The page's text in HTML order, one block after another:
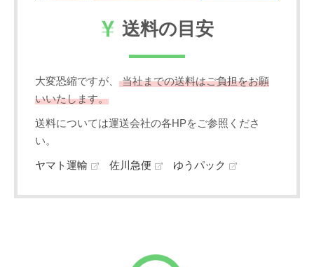
送料の目安
大変恐縮ですが、 当社までの送料はご負担をお願
いいたします。
送料については運送会社の各HPをご参照くださ
い。
ヤマト運輸 佐川急便 ゆうパック